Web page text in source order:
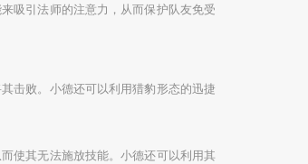
吸引法师的注意力，从而保护队友免受
击败。小德还可以利用猎豹形态的迅捷
使其无法施放技能。小德还可以利用其